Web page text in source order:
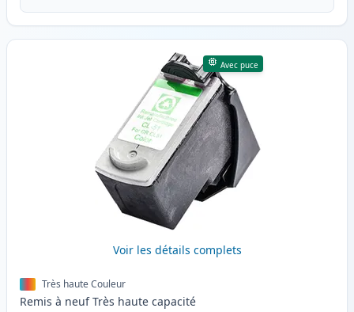
Avec puce
Voir les détails complets
Très haute Couleur
Remis à neuf Très haute capacité